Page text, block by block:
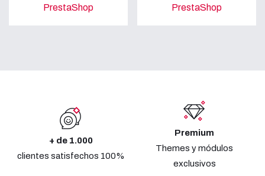
PrestaShop
PrestaShop
+ de 1.000
clientes satisfechos 100%
Premium
Themes y módulos
exclusivos